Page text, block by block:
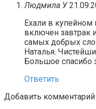
Людмила У
Ехали в купейном
включен завтрак
самых добрых
Наталья.
Большое спасибо
Ответить
Добавить комментарий